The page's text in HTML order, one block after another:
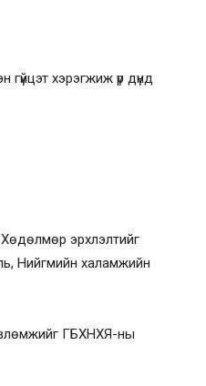
гүйцэт хэрэгжиж үр дүнд
эрхлэлтийг
Нийгмийн халамжийн
ГБХНХЯ-ны